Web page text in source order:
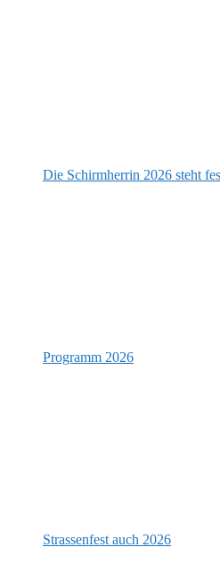
Die Schirmherrin 2026 steht
Programm 2026
Strassenfest auch 2026